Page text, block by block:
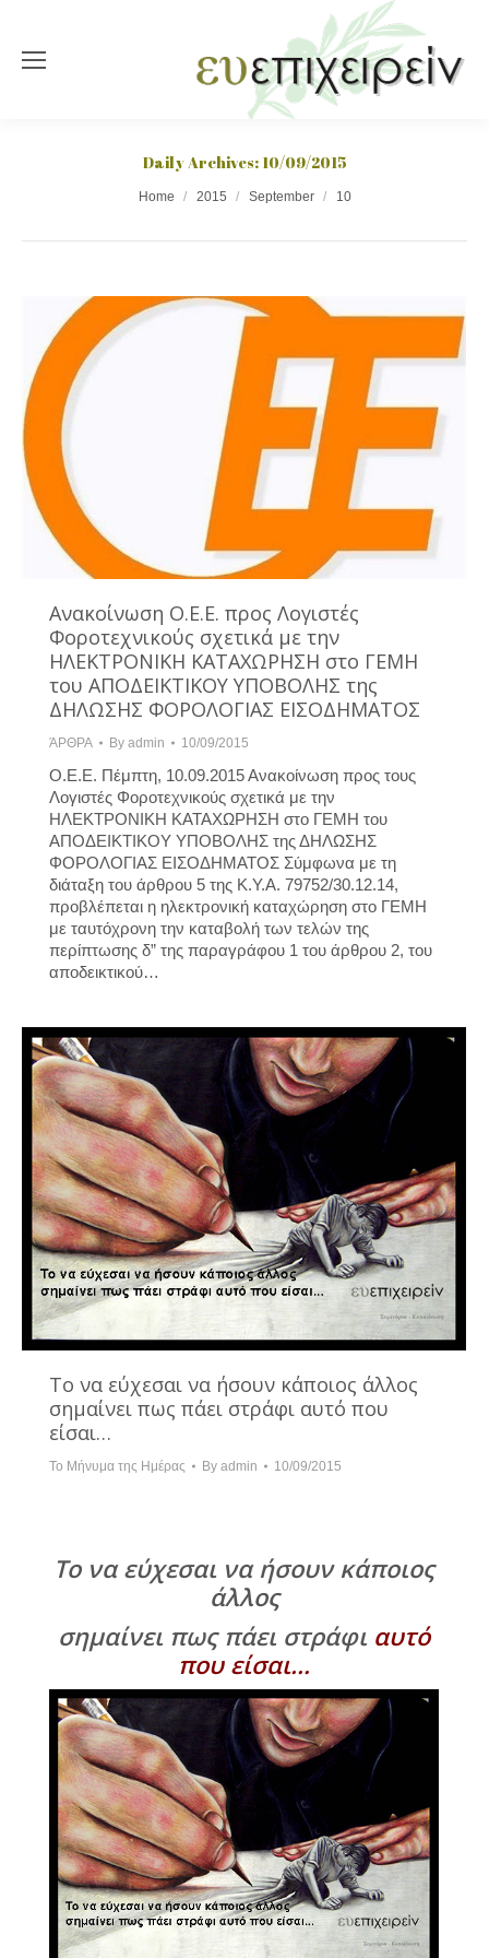
Daily Archives:10/09/2015
Home 2015 September 10
Ανακοίνωση Ο.Ε.Ε. προς Λογιστές
Φοροτεχνικούς σχετικά με την
ΗΛΕΚΤΡΟΝΙΚΗ ΚΑΤΑΧΩΡΗΣΗ στο ΓΕΜΗ
του ΑΠΟΔΕΙΚΤΙΚΟΥ ΥΠΟΒΟΛΗΣ της
ΔΗΛΩΣΗΣ ΦΟΡΟΛΟΓΙΑΣ ΕΙΣΟΔΗΜΑΤΟΣ
ΆΡΘΡΑ By admin 10/09/2015
Ο.Ε.Ε. Πέμπτη, 10.09.2015 Ανακοίνωση προς τους
Λογιστές Φοροτεχνικούς σχετικά με την
ΗΛΕΚΤΡΟΝΙΚΗ ΚΑΤΑΧΩΡΗΣΗ στο ΓΕΜΗ του
ΑΠΟΔΕΙΚΤΙΚΟΥ ΥΠΟΒΟΛΗΣ της ΔΗΛΩΣΗΣ
ΦΟΡΟΛΟΓΙΑΣ ΕΙΣΟΔΗΜΑΤΟΣ Σύμφωνα με τη
διάταξη του άρθρου 5 της Κ.Υ.Α. 79752/30.12.14,
προβλέπεται η ηλεκτρονική καταχώρηση στο ΓΕΜΗ
με ταυτόχρονη την καταβολή των τελών της
περίπτωσης δ” της παραγράφου 1 του άρθρου 2, του
αποδεικτικού…
Το να εύχεσαι να ήσουν κάποιος άλλος
σημαίνει πως πάει στράφι αυτό που
είσαι…
Το Μήνυμα της Ημέρας By admin 10/09/2015
Το να εύχεσαι να ήσουν κάποιος
άλλος
σημαίνει πως πάει στράφι αυτό
που είσαι…